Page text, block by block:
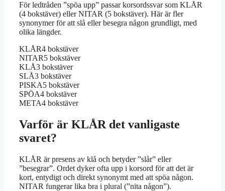
För ledtråden ”spöa upp” passar korsordssvar som KLÅR
(4 bokstäver) eller NITAR (5 bokstäver). Här är fler
synonymer för att slå eller besegra någon grundligt, med
olika längder.
KLÅR4 bokstäver
NITAR5 bokstäver
KLÅ3 bokstäver
SLÅ3 bokstäver
PISKA5 bokstäver
SPÖA4 bokstäver
META4 bokstäver
Varför är KLÅR det vanligaste
svaret?
KLÅR är presens av klå och betyder ”slår” eller
”besegrar”. Ordet dyker ofta upp i korsord för att det är
kort, entydigt och direkt synonymt med att spöa någon.
NITAR fungerar lika bra i plural (”nita någon”).